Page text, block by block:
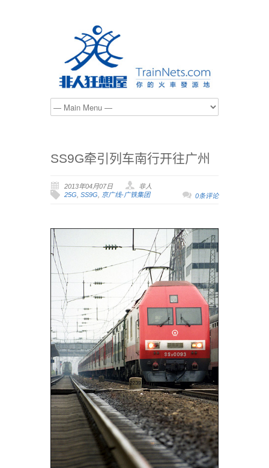
SS9G牵引列车南行开往广州
2013年04月07日
非人
25G, SS9G, 京广线-广铁集团 0条评论